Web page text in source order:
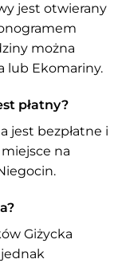
jest otwierany
można
lub Ekomariny.
płatny?
jest bezpłatne i
na
Giżycka